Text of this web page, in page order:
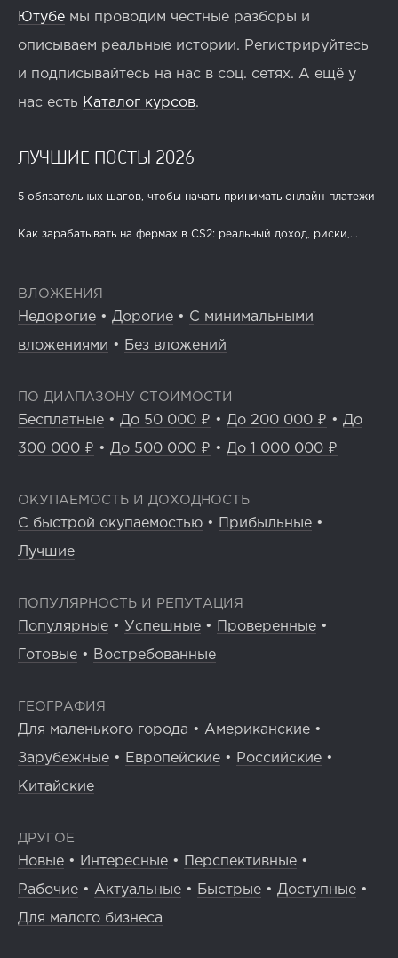
Ютубе мы проводим честные разборы и
описываем реальные истории. Регистрируйтесь
и подписывайтесь на нас в соц. сетях. А ещё у
нас есть Каталог курсов.
ЛУЧШИЕ ПОСТЫ 2026
5 обязательных шагов, чтобы начать принимать онлайн-платежи
Как зарабатывать на фермах в CS2: реальный доход, риски,...
ВЛОЖЕНИЯ
Недорогие • Дорогие • С минимальными
вложениями • Без вложений
ПО ДИАПАЗОНУ СТОИМОСТИ
Бесплатные • До 50 000 ₽ • До 200 000 ₽ • До
300 000 ₽ • До 500 000 ₽ • До 1 000 000 ₽
ОКУПАЕМОСТЬ И ДОХОДНОСТЬ
С быстрой окупаемостью • Прибыльные •
Лучшие
ПОПУЛЯРНОСТЬ И РЕПУТАЦИЯ
Популярные • Успешные • Проверенные •
Готовые • Востребованные
ГЕОГРАФИЯ
Для маленького города • Американские •
Зарубежные • Европейские • Российские •
Китайские
ДРУГОЕ
Новые • Интересные • Перспективные •
Рабочие • Актуальные • Быстрые • Доступные •
Для малого бизнеса